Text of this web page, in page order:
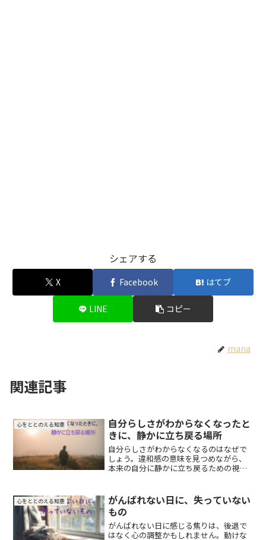
シェアする
X Facebook はてブ
LINE コピー
mana
関連記事
心をととのえる知恵
自分らしさがわからなくなったと
きに、静かに立ち戻る場所
自分らしさがわからなくなるのはなぜで
しょう。違和感の意味を見つめながら、
本来の自分に静かに立ち戻るための視点
心をととのえる知恵
がんばれない日に、失っていない
もの
がんばれない日に感じる焦りは、後退で
はなく心の調整かもしれません。動けな